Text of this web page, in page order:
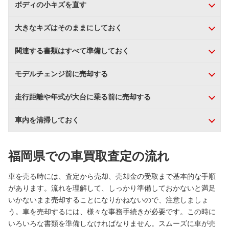
ボディの小キズを直す
大きなキズはそのままにしておく
関連する書類はすべて準備しておく
モデルチェンジ前に売却する
走行距離や年式が大台に乗る前に売却する
車内を清掃しておく
福岡県での車買取査定の流れ
車を売る時には、査定から売却、売却金の受取まで基本的な手順
があります。流れを理解して、しっかり準備しておかないと満足
いかないまま売却することになりかねないので、注意しましょ
う。車を売却するには、様々な事務手続きが必要です。この時に
いろいろな書類を準備しなければなりません。スムーズに車が売